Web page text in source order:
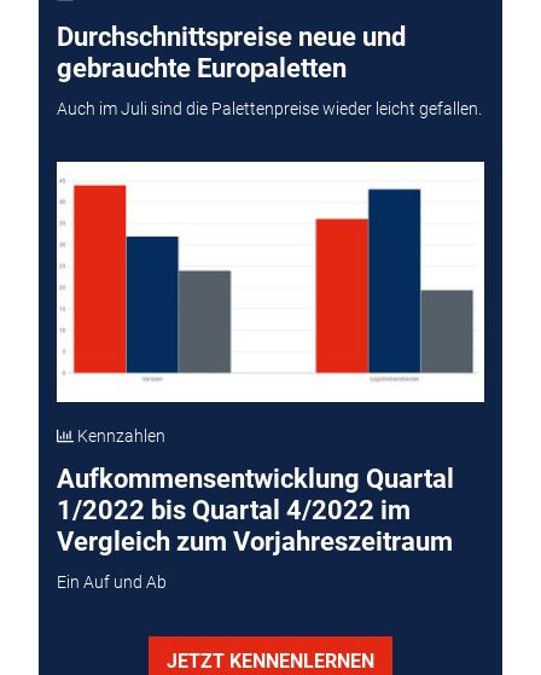
Durchschnittspreise neue und
gebrauchte Europaletten
Auch im Juli sind die Palettenpreise wieder leicht gefallen.
Kennzahlen
Aufkommensentwicklung Quartal
1/2022 bis Quartal 4/2022 im
Vergleich zum Vorjahreszeitraum
Ein Auf und Ab
JETZT KENNENLERNEN